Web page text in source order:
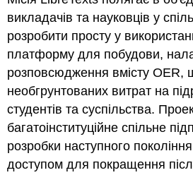
викладачів та науковців у
розробити просту у
платформу для побудови,
розповсюдження вмісту OER,
необгрунтованих витрат на
студентів та суспільства.
багатоінституційне спільне
розробки наступного
доступом для покращення